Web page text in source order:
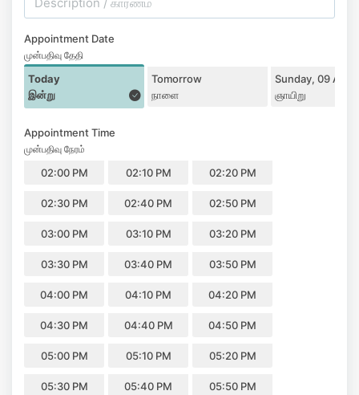
Appointment Date
முன்பதிவு தேதி
Today
இன்று
Tomorrow
நாளை
Sunday, 09
ஞாயிறு
Appointment Time
முன்பதிவு நேரம்
02:00 PM 02:10 PM 02:20 PM
02:30 PM 02:40 PM 02:50 PM
03:00 PM 03:10 PM 03:20 PM
03:30 PM 03:40 PM 03:50 PM
04:00 PM 04:10 PM 04:20 PM
04:30 PM 04:40 PM 04:50 PM
05:00 PM 05:10 PM 05:20 PM
05:30 PM 05:40 PM 05:50 PM